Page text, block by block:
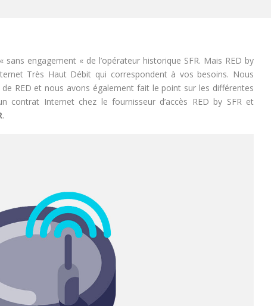
engagement « de l’opérateur historique SFR. Mais RED by
Très Haut Débit qui correspondent à vos besoins. Nous
RED et nous avons également fait le point sur les différentes
contrat Internet chez le fournisseur d’accès RED by SFR et
.